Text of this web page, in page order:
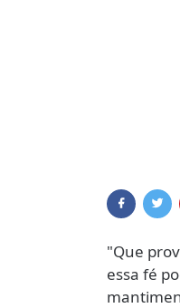
"Que
essa fé